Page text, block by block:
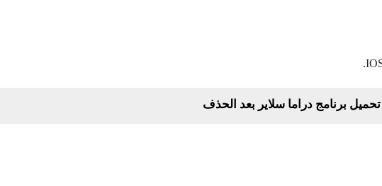
برنامج دراما سلاير بعد الحذف